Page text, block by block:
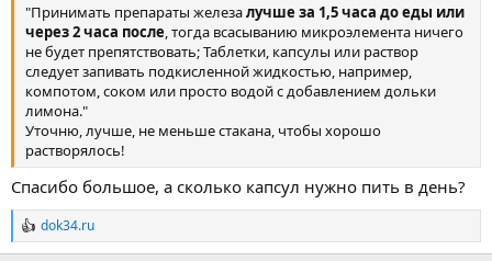
"Принимать препараты железалучше за 1,5 часа до еды или
через 2 часа после , тогда всасыванию микроэлемента ничего
не будет препятствовать; Таблетки, капсулы или раствор
следует запивать подкисленной жидкостью, например,
компотом, соком или просто водой с добавлением дольки
лимона."
Уточню, лучше, не меньше стакана, чтобы хорошо
растворялось!
Спасибо большое, а сколько капсул нужно пить в день?
Р
е
dok34.ru